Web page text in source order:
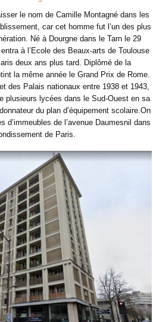
le nom de Camille Montagné dans les
car cet homme fut l’un des plus
Né à Dourgne dans le Tarn le 29
à l’Ecole des Beaux-arts de Toulouse
deux ans plus tard. Diplômé de la
la même année le Grand Prix de Rome.
des Palais nationaux entre 1938 et 1943,
plusieurs lycées dans le Sud-Ouest en sa
du plan d’équipement scolaire.On
d’immeubles de l’avenue Daumesnil dans
de Paris.